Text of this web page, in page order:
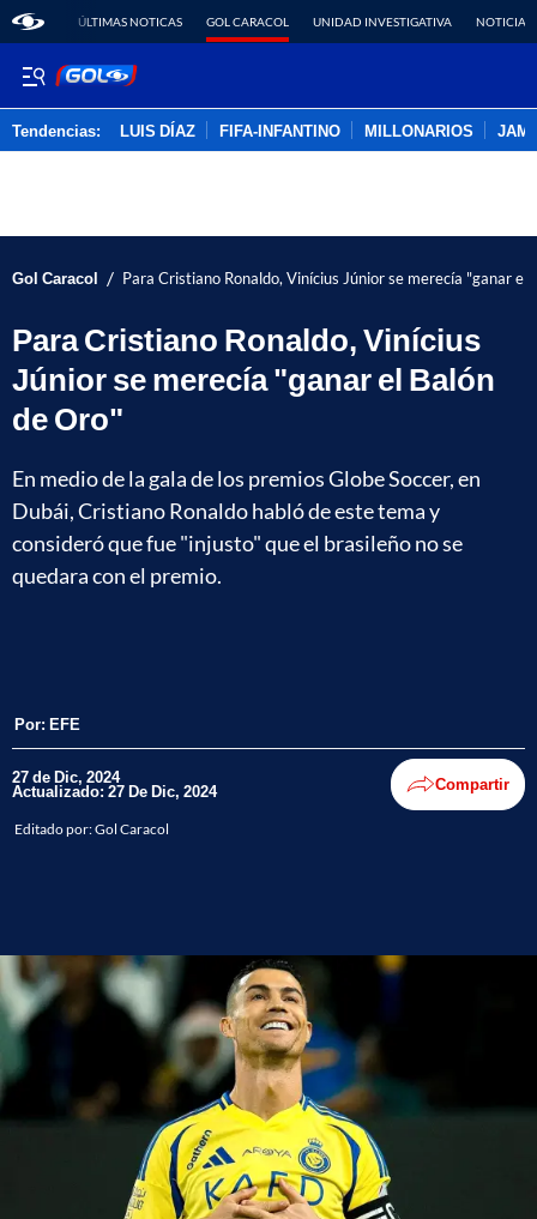
ÚLTIMAS NOTICAS GOL CARACOL UNIDAD INVESTIGATIVA NOTICIAS
Tendencias: LUIS DÍAZ FIFA-INFANTINO MILLONARIOS
Gol Caracol / Para Cristiano Ronaldo, Vinícius Júnior se merecía "ganar el
Para Cristiano Ronaldo, Vinícius
Júnior se merecía "ganar el Balón
de Oro"
En medio de la gala de los premios Globe Soccer, en
Dubái, Cristiano Ronaldo habló de este tema y
consideró que fue "injusto" que el brasileño no se
quedara con el premio.
Por: EFE
27 de Dic, 2024
Actualizado: 27 De Dic, 2024 Compartir
Editado por:Gol Caracol